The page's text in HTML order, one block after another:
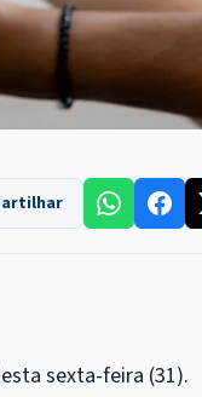
sexta-feira (31).